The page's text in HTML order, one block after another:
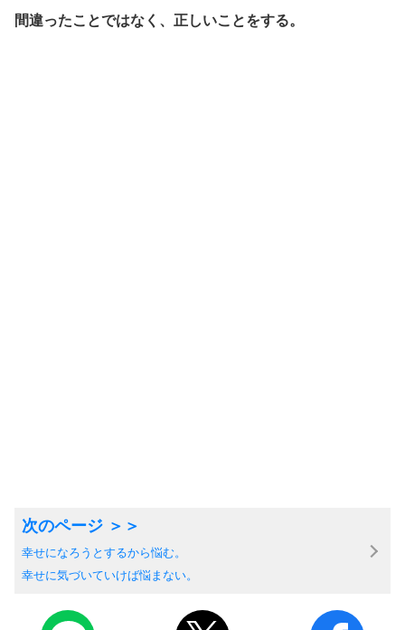
間違ったことではなく、正しいことをする。
幸せになろうとするから悩む。
幸せに気づいていけば悩まない。